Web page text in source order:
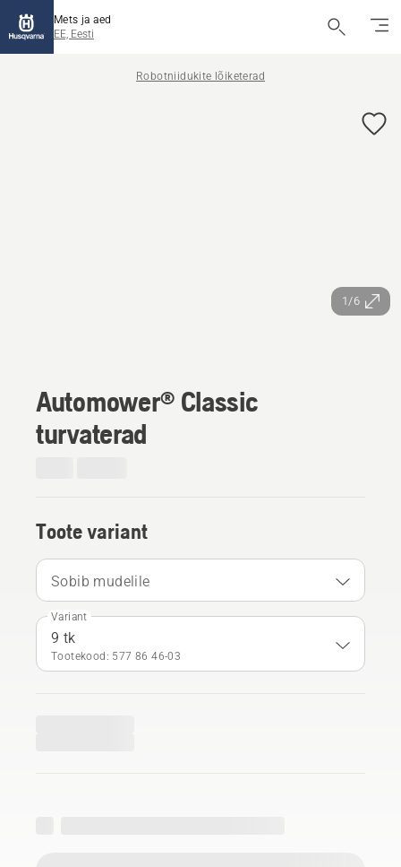
Mets ja aed
EE, Eesti
Robotniidukite lõiketerad
1/6
Automower® Classic
turvaterad
Toote variant
Sobib mudelile
Variant
9 tk
Tootekood: 577 86 46‑03